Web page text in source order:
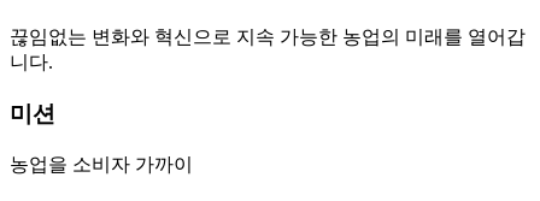
끊임없는 변화와 혁신으로 지속 가능한 농업의 미래를 열어갑
니다.
미션
농업을 소비자 가까이